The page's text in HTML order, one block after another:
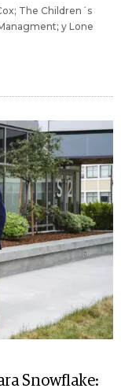
The Children´s
y Lone
Snowflake: